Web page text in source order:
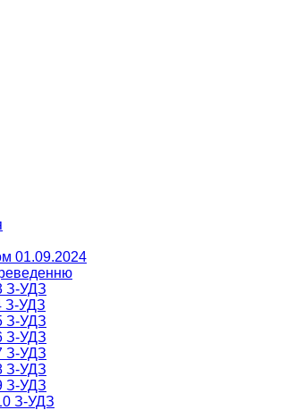
01.09.2024
З-УДЗ
З-УДЗ
З-УДЗ
З-УДЗ
З-УДЗ
З-УДЗ
З-УДЗ
З-УДЗ